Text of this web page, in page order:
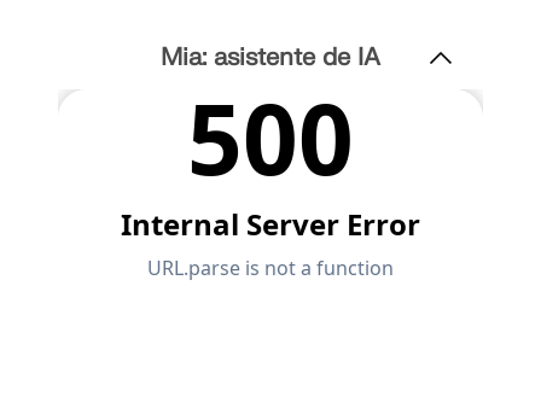
Mia: asistente de IA